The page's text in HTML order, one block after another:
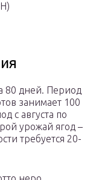
80 дней. Период
занимает 100
с августа по
урожай ягод –
требуется 20-